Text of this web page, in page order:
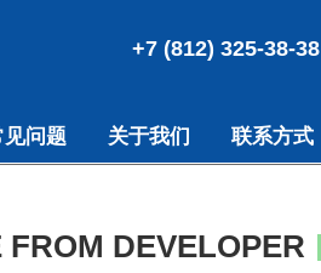
+7 (812) 325-38-38
见问题 关于我们 联系方式
DEVELOPER